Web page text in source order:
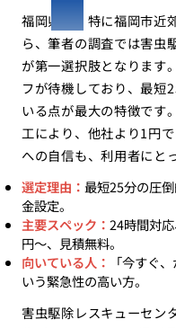
福岡県内、特に福岡市近
ら、筆者の調査では害虫
が第一選択肢となります
フが待機しており、最短
いる点が最大の特徴です
工により、他社より1円
への自信も、利用者にと
選定理由： 最短25分の圧
金設定。
主要スペック： 24時間対
円〜、見積無料。
向いている人：
「今すぐ
いう緊急性の高い方。
害虫駆除レスキューセン